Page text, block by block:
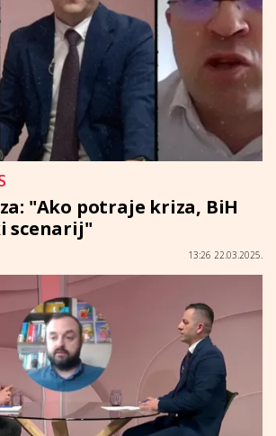
"Ako potraje kriza, BiH
scenarij"
13:26 22.03.2025.